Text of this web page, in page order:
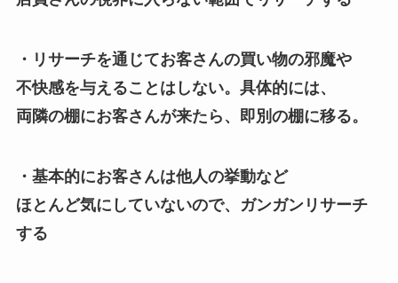
・リサーチを通じてお客さんの買い物の邪魔や
不快感を与えることはしない。具体的には、
両隣の棚にお客さんが来たら、即別の棚に移る。
・基本的にお客さんは他人の挙動など
ほとんど気にしていないので、ガンガンリサーチ
する